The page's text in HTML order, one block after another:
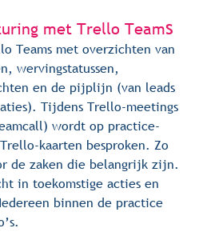
met Trello Teams
Teams met overzichten van
wervingstatussen,
en de pijplijn (van leads
Tijdens Trello-meetings
wordt op practice-
kaarten besproken. Zo
de zaken die belangrijk zijn.
in toekomstige acties en
binnen de practice